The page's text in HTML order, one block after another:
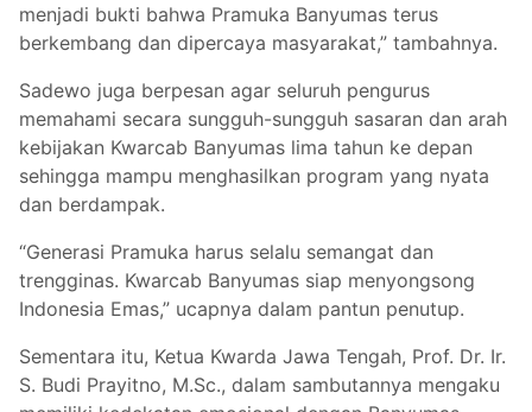
menjadi bukti bahwa Pramuka Banyumas terus
berkembang dan dipercaya masyarakat,” tambahnya.
Sadewo juga berpesan agar seluruh pengurus
memahami secara sungguh-sungguh sasaran dan arah
kebijakan Kwarcab Banyumas lima tahun ke depan
sehingga mampu menghasilkan program yang nyata
dan berdampak.
“Generasi Pramuka harus selalu semangat dan
trengginas. Kwarcab Banyumas siap menyongsong
Indonesia Emas,” ucapnya dalam pantun penutup.
Sementara itu, Ketua Kwarda Jawa Tengah, Prof. Dr. Ir.
S. Budi Prayitno, M.Sc., dalam sambutannya mengaku